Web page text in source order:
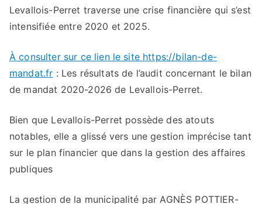
Levallois-Perret traverse une crise financière qui s’est
intensifiée entre 2020 et 2025.
À consulter sur ce lien le site https://bilan-de-
mandat.fr : Les résultats de l’audit concernant le bilan
de mandat 2020-2026 de Levallois-Perret.
Bien que Levallois-Perret possède des atouts
notables, elle a glissé vers une gestion imprécise tant
sur le plan financier que dans la gestion des affaires
publiques
La gestion de la municipalité par AGNÈS POTTIER-